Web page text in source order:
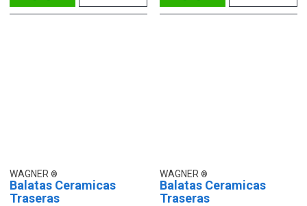
WAGNER
Balatas Ceramicas
Traseras
WAGNER
Balatas Ceramicas
Traseras